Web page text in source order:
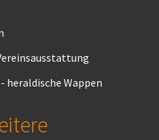
heraldische Wappen